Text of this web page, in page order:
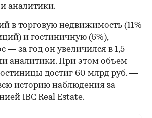
аналитики.
в торговую недвижимость (11%
и гостиничную (6%),
— за год он увеличился в 1,5
аналитики. При этом объем
достиг 60 млрд руб. —
историю наблюдения за
IBC Real Estate.